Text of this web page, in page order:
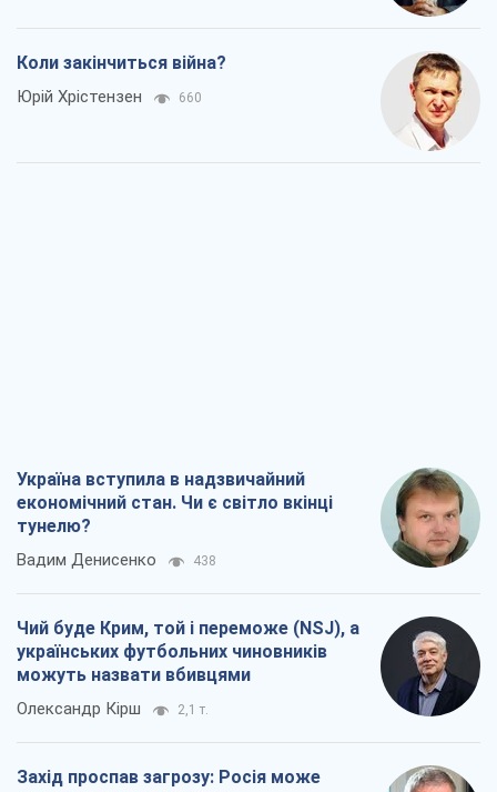
Коли закінчиться війна?
Юрій Хрістензен 660
Україна вступила в надзвичайний
економічний стан. Чи є світло вкінці
тунелю?
Вадим Денисенко 438
Чий буде Крим, той і переможе (NSJ), а
українських футбольних чиновників
можуть назвати вбивцями
Олександр Кірш 2,1 т.
Захід проспав загрозу: Росія може